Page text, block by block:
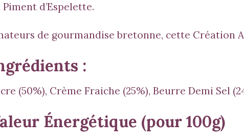
Piment d’Espelette.
de gourmandise bretonne, cette Création
:
(50%), Crème Fraiche (25%), Beurre Demi Sel
Énergétique (pour 100g)